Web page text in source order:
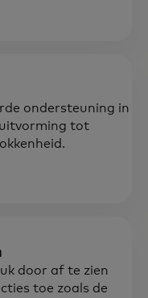
ondersteuning in
tot
door af te zien
toe zoals de